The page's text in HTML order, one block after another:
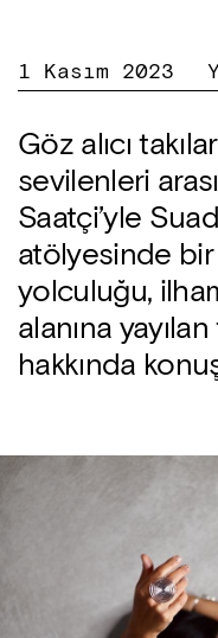
1 Kasım 2023
Göz alıcı
sevilenleri
Saatçi’yle
atölyesinde
yolculuğu,
alanına
hakkında